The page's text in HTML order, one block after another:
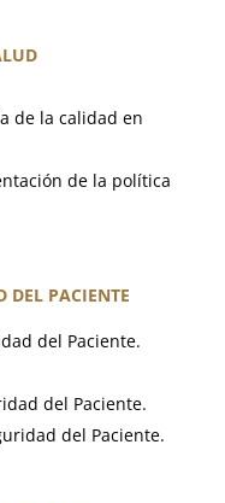
de la calidad en
de la política
DEL PACIENTE
del Paciente.
del Paciente.
del Paciente.